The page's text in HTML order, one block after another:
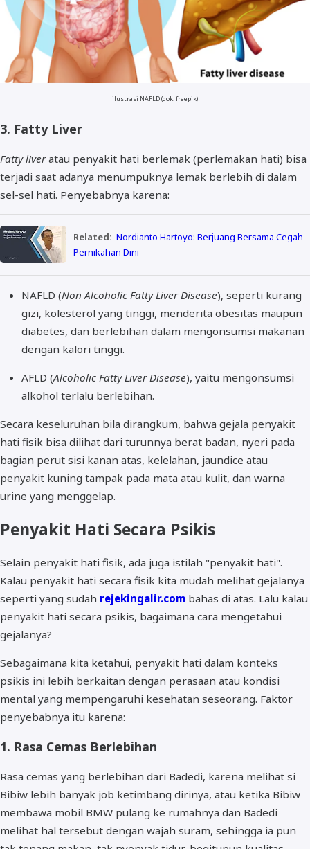
ilustrasi NAFLD (dok. freepik)
3. Fatty Liver
Fatty liveratau penyakit hati berlemak (perlemakan hati) bisa
terjadi saat adanya menumpuknya lemak berlebih di dalam
sel-sel hati. Penyebabnya karena:
Related: Nordianto Hartoyo: Berjuang Bersama Cegah
Pernikahan Dini
NAFLD (Non Alcoholic Fatty Liver Disease), seperti kurang
gizi, kolesterol yang tinggi, menderita obesitas maupun
diabetes, dan berlebihan dalam mengonsumsi makanan
dengan kalori tinggi.
AFLD (Alcoholic Fatty Liver Disease), yaitu mengonsumsi
alkohol terlalu berlebihan.
Secara keseluruhan bila dirangkum, bahwa gejala penyakit
hati fisik bisa dilihat dari turunnya berat badan, nyeri pada
bagian perut sisi kanan atas, kelelahan, jaundice atau
penyakit kuning tampak pada mata atau kulit, dan warna
urine yang menggelap.
Penyakit Hati Secara Psikis
Selain penyakit hati fisik, ada juga istilah "penyakit hati".
Kalau penyakit hati secara fisik kita mudah melihat gejalanya
seperti yang sudah rejekingalir.com bahas di atas. Lalu kalau
penyakit hati secara psikis, bagaimana cara mengetahui
gejalanya?
Sebagaimana kita ketahui, penyakit hati dalam konteks
psikis ini lebih berkaitan dengan perasaan atau kondisi
mental yang mempengaruhi kesehatan seseorang. Faktor
penyebabnya itu karena:
1. Rasa Cemas Berlebihan
Rasa cemas yang berlebihan dari Badedi, karena melihat si
Bibiw lebih banyak job ketimbang dirinya, atau ketika Bibiw
membawa mobil BMW pulang ke rumahnya dan Badedi
melihat hal tersebut dengan wajah suram, sehingga ia pun